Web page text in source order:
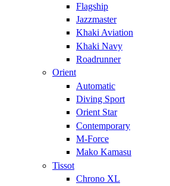
Flagship
Jazzmaster
Khaki Aviation
Khaki Navy
Roadrunner
Orient
Automatic
Diving Sport
Orient Star
Contemporary
M-Force
Mako Kamasu
Tissot
Chrono XL